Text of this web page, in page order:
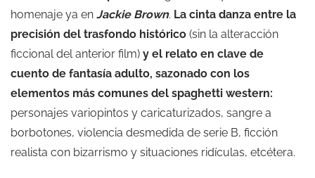
homenaje ya en Jackie Brown. La cinta danza entre la
precisión del trasfondo histórico (sin la alteracción
ficcional del anterior film) y el relato en clave de
cuento de fantasía adulto, sazonado con los
elementos más comunes del spaghetti western:
personajes variopintos y caricaturizados, sangre a
borbotones, violencia desmedida de serie B, ficción
realista con bizarrismo y situaciones ridículas, etcétera.